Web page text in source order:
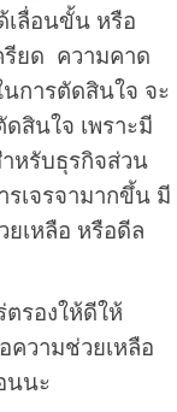
เลื่อนขั้น หรือ
รียด ความคาด
การตัดสินใจ จะ
สินใจ เพราะมี
หรับธุรกิจส่วน
เจรจามากขึ้น มี
ยเหลือ หรือดีล
รองให้ดีให้
ความช่วยเหลือ
นนะ